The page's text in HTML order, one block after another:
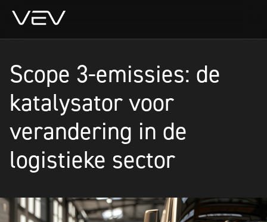
Scope 3-emissies: de
katalysator voor
verandering in de
logistieke sector